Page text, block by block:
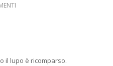
il lupo è ricomparso.